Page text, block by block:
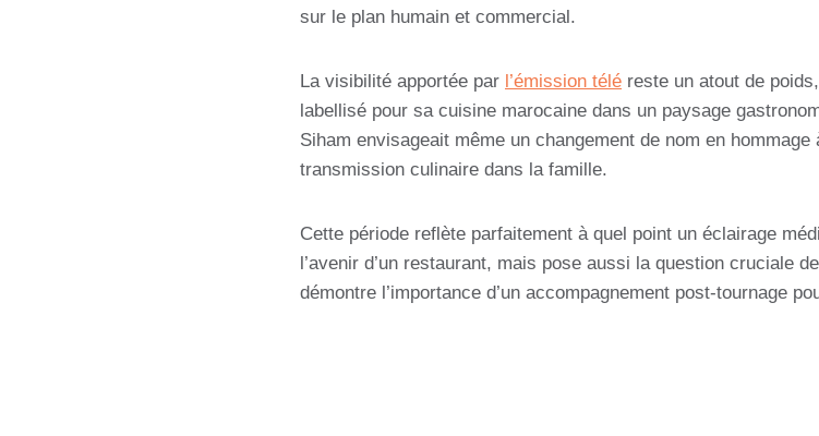
sur le plan humain et commercial.
La visibilité apportée par l’émission télé reste un atout de
labellisé pour sa cuisine marocaine dans un paysage
Siham envisageait même un changement de nom en
transmission culinaire dans la famille.
Cette période reflète parfaitement à quel point un éclairage
l’avenir d’un restaurant, mais pose aussi la question cruciale
démontre l’importance d’un accompagnement post-tournage